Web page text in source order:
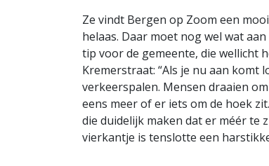
Ze vindt Bergen op Zoom een
helaas. Daar moet nog wel wat
tip voor de gemeente, die wellicht
Kremerstraat: “Als je nu aan komt
verkeerspalen. Mensen draaien
eens meer of er iets om de hoek
die duidelijk maken dat er méér te
vierkantje is tenslotte een